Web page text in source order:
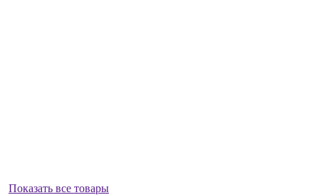
Показать все товары